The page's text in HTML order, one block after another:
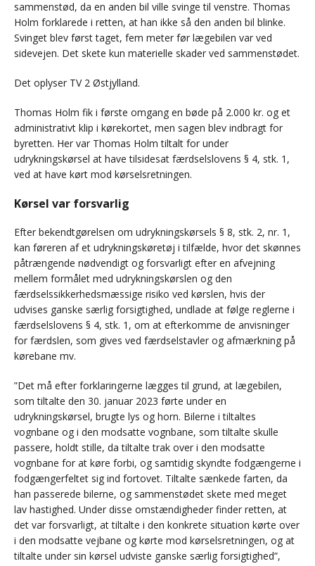
sammenstød, da en anden bil ville svinge til venstre. Thomas
Holm forklarede i retten, at han ikke så den anden bil blinke.
Svinget blev først taget, fem meter før lægebilen var ved
sidevejen. Det skete kun materielle skader ved sammenstødet.
Det oplyser TV 2 Østjylland.
Thomas Holm fik i første omgang en bøde på 2.000 kr. og et
administrativt klip i kørekortet, men sagen blev indbragt for
byretten. Her var Thomas Holm tiltalt for under
udrykningskørsel at have tilsidesat færdselslovens § 4, stk. 1,
ved at have kørt mod kørselsretningen.
Kørsel var forsvarlig
Efter bekendtgørelsen om udrykningskørsels § 8, stk. 2, nr. 1,
kan føreren af et udrykningskøretøj i tilfælde, hvor det skønnes
påtrængende nødvendigt og forsvarligt efter en afvejning
mellem formålet med udrykningskørslen og den
færdselssikkerhedsmæssige risiko ved kørslen, hvis der
udvises ganske særlig forsigtighed, undlade at følge reglerne i
færdselslovens § 4, stk. 1, om at efterkomme de anvisninger
for færdslen, som gives ved færdselstavler og afmærkning på
kørebane mv.
”Det må efter forklaringerne lægges til grund, at lægebilen,
som tiltalte den 30. januar 2023 førte under en
udrykningskørsel, brugte lys og horn. Bilerne i tiltaltes
vognbane og i den modsatte vognbane, som tiltalte skulle
passere, holdt stille, da tiltalte trak over i den modsatte
vognbane for at køre forbi, og samtidig skyndte fodgængerne i
fodgængerfeltet sig ind fortovet. Tiltalte sænkede farten, da
han passerede bilerne, og sammenstødet skete med meget
lav hastighed. Under disse omstændigheder finder retten, at
det var forsvarligt, at tiltalte i den konkrete situation kørte over
i den modsatte vejbane og kørte mod kørselsretningen, og at
tiltalte under sin kørsel udviste ganske særlig forsigtighed”,